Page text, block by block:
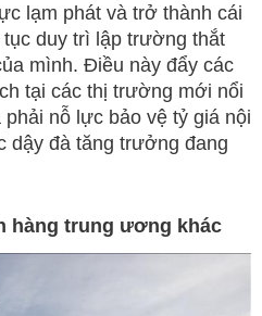
lạm phát và trở thành cái
duy trì lập trường thắt
mình. Điều này đẩy các
tại các thị trường mới nổi
nỗ lực bảo vệ tỷ giá nội
dậy đà tăng trưởng đang
hàng trung ương khác